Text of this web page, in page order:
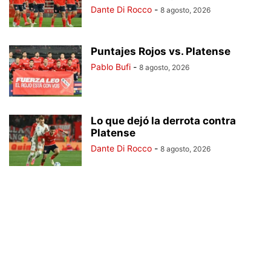
Dante Di Rocco - 8 agosto, 2026
Puntajes Rojos vs. Platense
Pablo Bufi - 8 agosto, 2026
Lo que dejó la derrota contra
Platense
Dante Di Rocco - 8 agosto, 2026